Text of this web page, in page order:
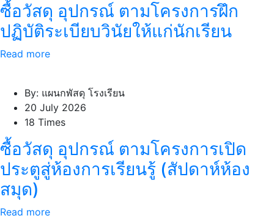
ซื้อวัสดุ อุปกรณ์ ตามโครงการฝึก
ปฏิบัติระเบียบวินัยให้แก่นักเรียน
Read more
By: แผนกพัสดุ โรงเรียน
20 July 2026
18 Times
ซื้อวัสดุ อุปกรณ์ ตามโครงการเปิด
ประตูสู่ห้องการเรียนรู้ (สัปดาห์ห้อง
สมุด)
Read more